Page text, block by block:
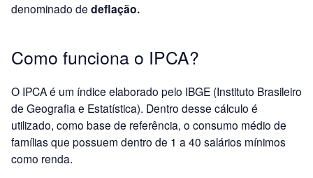
denominado de deflação.
Como funciona o IPCA?
O IPCA é um índice elaborado pelo IBGE (Instituto Brasileiro
de Geografia e Estatística). Dentro desse cálculo é
utilizado, como base de referência, o consumo médio de
famílias que possuem dentro de 1 a 40 salários mínimos
como renda.